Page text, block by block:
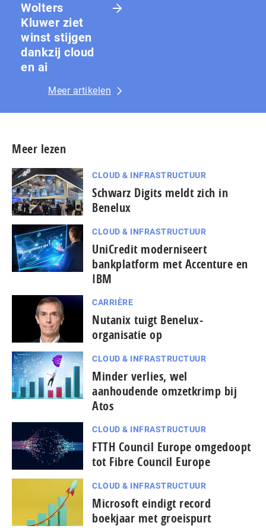
Wolters
Kluwer ziet
winst stijgen
dankzij cloud
en ai
Meer artikelen
Meer lezen
CLOUD & INFRASTRUCTUUR
Schwarz Digits meldt zich in
Benelux
CLOUD & INFRASTRUCTUUR
UniCredit moderniseert
bankplatform met Accenture en
IBM
CARRIÈRE
Nutanix tuigt Benelux-
organisatie op
CLOUD & INFRASTRUCTUUR
Minder verlies, wel
aanhoudende omzetkrimp bij
Atos
CLOUD & INFRASTRUCTUUR
FTTH Council Europe omgedoopt
tot Fibre Council Europe
CLOUD & INFRASTRUCTUUR
Microsoft eindigt record
boekjaar met groeispurt